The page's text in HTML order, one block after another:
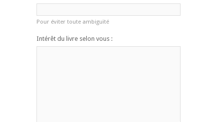
Pour éviter toute ambiguïté
Intérêt du livre selon vous :